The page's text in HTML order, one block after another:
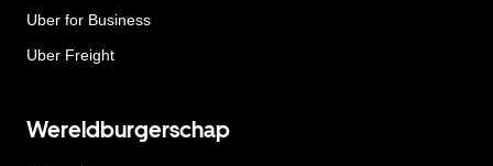
Uber for Business
Uber Freight
Wereldburgerschap